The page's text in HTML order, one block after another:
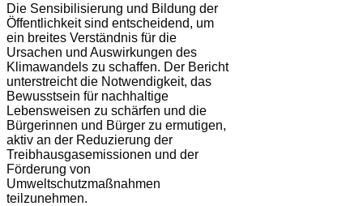
Die Sensibilisierung und Bildung der
Öffentlichkeit sind entscheidend, um
ein breites Verständnis für die
Ursachen und Auswirkungen des
Klimawandels zu schaffen. Der Bericht
unterstreicht die Notwendigkeit, das
Bewusstsein für nachhaltige
Lebensweisen zu schärfen und die
Bürgerinnen und Bürger zu ermutigen,
aktiv an der Reduzierung der
Treibhausgasemissionen und der
Förderung von
Umweltschutzmaßnahmen
teilzunehmen.